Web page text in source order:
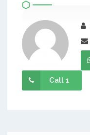
Call 1